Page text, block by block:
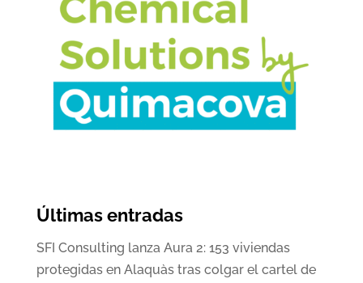
Últimas entradas
SFI Consulting lanza Aura 2: 153 viviendas
protegidas en Alaquàs tras colgar el cartel de